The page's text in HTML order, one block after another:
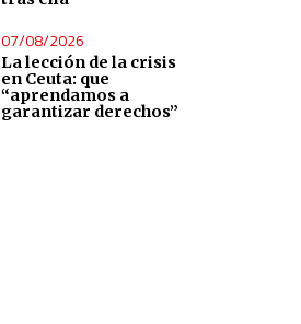
07/08/2026
La lección de la crisis
en Ceuta: que
“aprendamos a
garantizar derechos”